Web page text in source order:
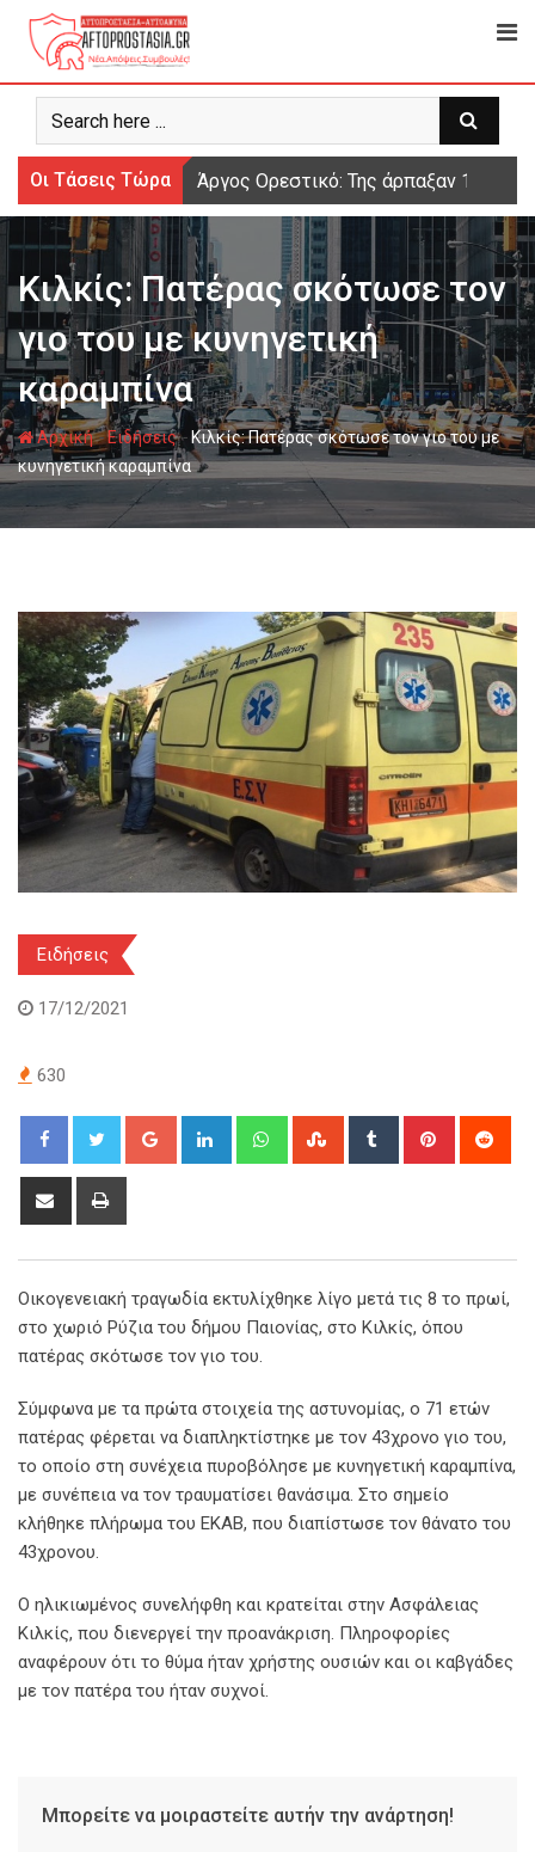
Ψάχνω
για...
Οι Τάσεις Τώρα Άργος Ορεστικό: Της άρπαξαν 15.000
Κιλκίς: Πατέρας σκότωσε τον
γιο του με κυνηγετική
καραμπίνα
Αρχική-Ειδήσεις- Κιλκίς: Πατέρας σκότωσε τον γιο του με
κυνηγετική καραμπίνα
Ειδήσεις
17/12/2021
630
Google+ LinkedIn WhatsappStumbleUpon
Tumblr Pinterest
Share
Οικογενειακή τραγωδία εκτυλίχθηκε λίγο μετά τις 8 το πρωί,
στο χωριό Ρύζια του δήμου Παιονίας, στο Κιλκίς, όπου
πατέρας σκότωσε τον γιο του.
Σύμφωνα με τα πρώτα στοιχεία της αστυνομίας, ο 71 ετών
πατέρας φέρεται να διαπληκτίστηκε με τον 43χρονο γιο του,
το οποίο στη συνέχεια πυροβόλησε με κυνηγετική καραμπίνα,
με συνέπεια να τον τραυματίσει θανάσιμα. Στο σημείο
κλήθηκε πλήρωμα του ΕΚΑΒ, που διαπίστωσε τον θάνατο του
43χρονου.
Ο ηλικιωμένος συνελήφθη και κρατείται στην Ασφάλειας
Κιλκίς, που διενεργεί την προανάκριση. Πληροφορίες
αναφέρουν ότι το θύμα ήταν χρήστης ουσιών και οι καβγάδες
με τον πατέρα του ήταν συχνοί.
Μπορείτε να μοιραστείτε αυτήν την ανάρτηση!